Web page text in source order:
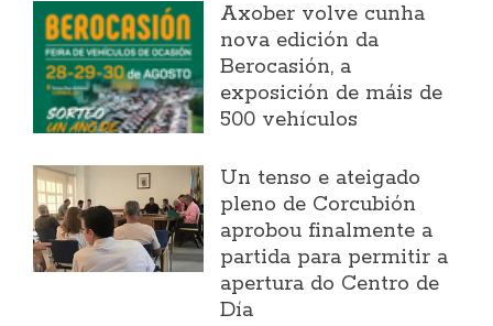
Axober volve cunha
nova edición da
Berocasión, a
exposición de máis de
500 vehículos
Un tenso e ateigado
pleno de Corcubión
aprobou finalmente a
partida para permitir a
apertura do Centro de
Día